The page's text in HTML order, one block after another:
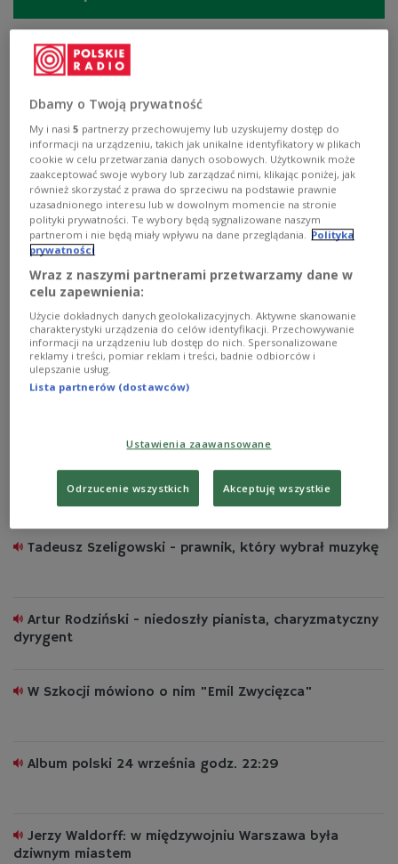
Ada Sari. Jedna z największych
śpiewaczek XX wieku
Bolesław Woytowicz. Kompozytor naznaczony wojną
Aleksander Tansman. Kompozytor, który urzekł świat
Tadeusz Szeligowski - prawnik, który wybrał muzykę
Artur Rodziński - niedoszły pianista, charyzmatyczny
dyrygent
W Szkocji mówiono o nim "Emil Zwycięzca"
Album polski 24 września godz. 22:29
Jerzy Waldorff: w międzywojniu Warszawa była
dziwnym miastem
Dbamy o Twoją prywatność
My i nasi5 partnerzy przechowujemy lub uzyskujemy dostęp do
informacji na urządzeniu, takich jak unikalne identyfikatory w plikach
cookie w celu przetwarzania danych osobowych. Użytkownik może
zaakceptować swoje wybory lub zarządzać nimi, klikając poniżej, jak
również skorzystać z prawa do sprzeciwu na podstawie prawnie
uzasadnionego interesu lub w dowolnym momencie na stronie
polityki prywatności. Te wybory będą sygnalizowane naszym
partnerom i nie będą miały wpływu na dane przeglądania. Polityka
prywatności
Wraz z naszymi partnerami przetwarzamy dane w
celu zapewnienia:
Użycie dokładnych danych geolokalizacyjnych. Aktywne skanowanie
charakterystyki urządzenia do celów identyfikacji. Przechowywanie
informacji na urządzeniu lub dostęp do nich. Spersonalizowane
reklamy i treści, pomiar reklam i treści, badnie odbiorców i
ulepszanie usług.
Lista partnerów (dostawców)
Ustawienia zaawansowane
Odrzucenie wszystkich Akceptuję wszystkie